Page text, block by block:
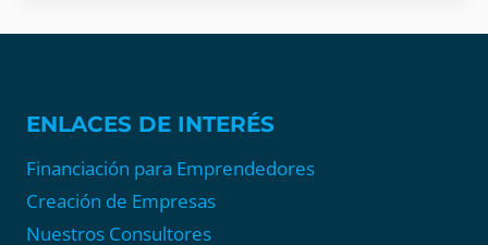
ENLACES DE INTERÉS
Financiación para Emprendedores
Creación de Empresas
Nuestros Consultores